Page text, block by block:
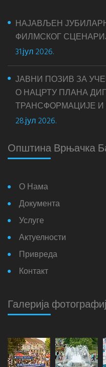
НАЈАВЉЕН
ФИЛМСКОГ
31.јул 2026.
ЈАВНИ ПОЗИВ ЗА
О НАЦРТУ ПЛАНА
ТРАНСФОРМАЦИЈЕ И
28.јул 2026.
Општина Врњачка
О Нама
Документа
Услуге
Актуелности
Привреда
Контакт
Галерија